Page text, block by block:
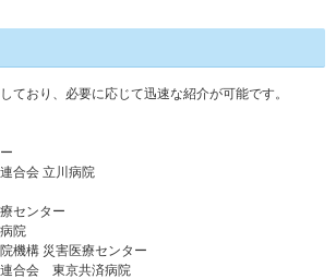
ており、必要に応じて迅速な紹介が可能です。
合会 立川病院
センター
院
機構 災害医療センター
連合会 東京共済病院